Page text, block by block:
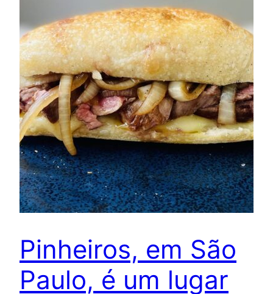
Pinheiros, em São
Paulo, é um lugar